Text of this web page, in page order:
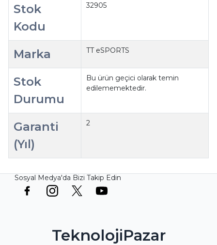
Stok
Kodu
32905
Marka TT eSPORTS
Stok
Durumu
Bu ürün geçici olarak temin
edilememektedir.
Garanti
(Yıl)
2
Sosyal Medya'da Bizi Takip Edin
TeknolojiPazar